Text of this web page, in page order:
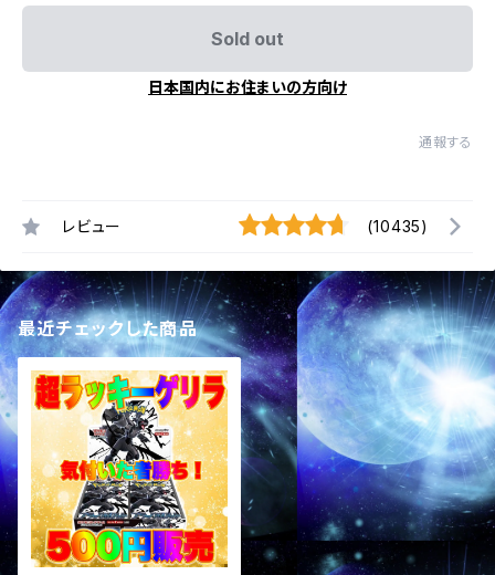
Sold out
日本国内にお住まいの方向け
通報する
レビュー (10435)
最近チェックした商品